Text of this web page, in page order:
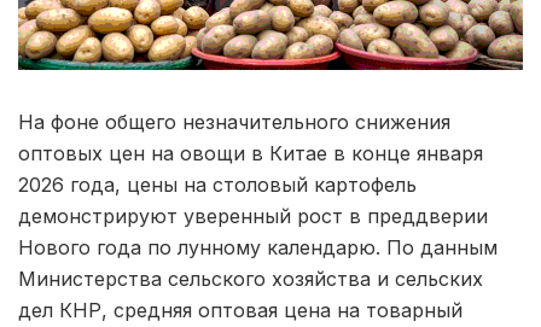
На фоне общего незначительного снижения
оптовых цен на овощи в Китае в конце января
2026 года, цены на столовый картофель
демонстрируют уверенный рост в преддверии
Нового года по лунному календарю. По данным
Министерства сельского хозяйства и сельских
дел КНР, средняя оптовая цена на товарный